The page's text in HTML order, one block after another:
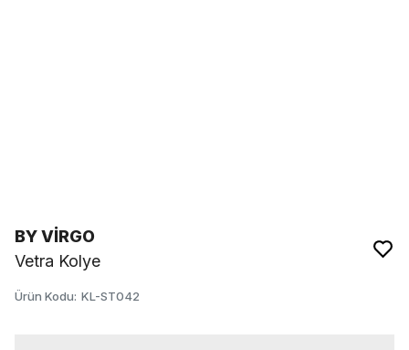
BY VİRGO
Vetra Kolye
Ürün Kodu: KL-ST042